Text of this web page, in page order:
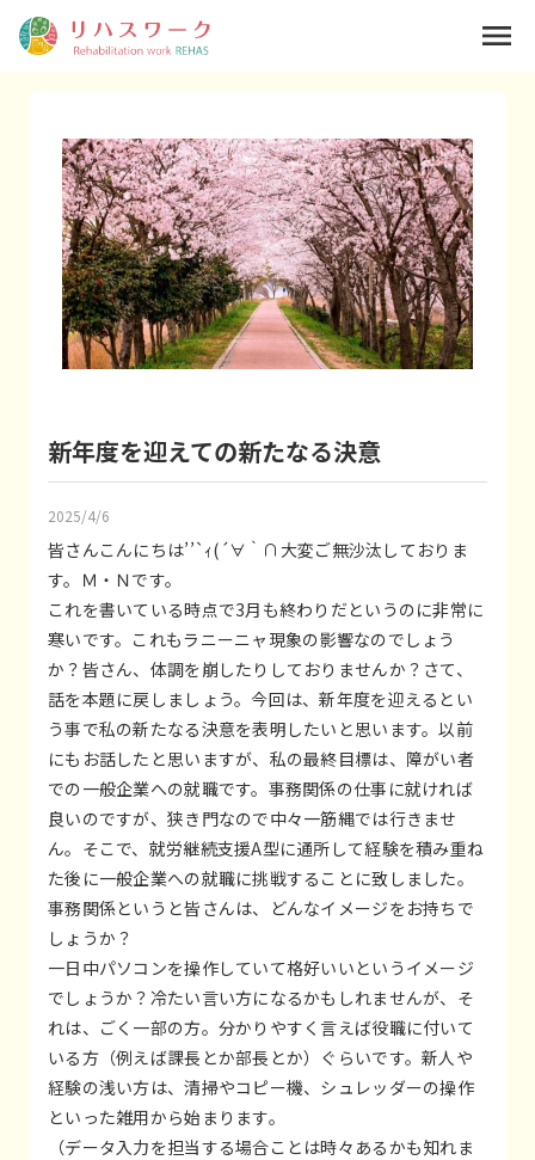
新年度を迎えての新たなる決意
2025/4/6
皆さんこんにちは’’`ｨ(´∀｀∩大変ご無沙汰しておりま
す。Ｍ・Ｎです。
これを書いている時点で3月も終わりだというのに非常に
寒いです。これもラニーニャ現象の影響なのでしょう
か？皆さん、体調を崩したりしておりませんか？さて、
話を本題に戻しましょう。今回は、新年度を迎えるとい
う事で私の新たなる決意を表明したいと思います。以前
にもお話したと思いますが、私の最終目標は、障がい者
での一般企業への就職です。事務関係の仕事に就ければ
良いのですが、狭き門なので中々一筋縄では行きませ
ん。そこで、就労継続支援A型に通所して経験を積み重ね
た後に一般企業への就職に挑戦することに致しました。
事務関係というと皆さんは、どんなイメージをお持ちで
しょうか？
一日中パソコンを操作していて格好いいというイメージ
でしょうか？冷たい言い方になるかもしれませんが、そ
れは、ごく一部の方。分かりやすく言えば役職に付いて
いる方（例えば課長とか部長とか）ぐらいです。新人や
経験の浅い方は、清掃やコピー機、シュレッダーの操作
といった雑用から始まります。
（データ入力を担当する場合ことは時々あるかも知れま
menu